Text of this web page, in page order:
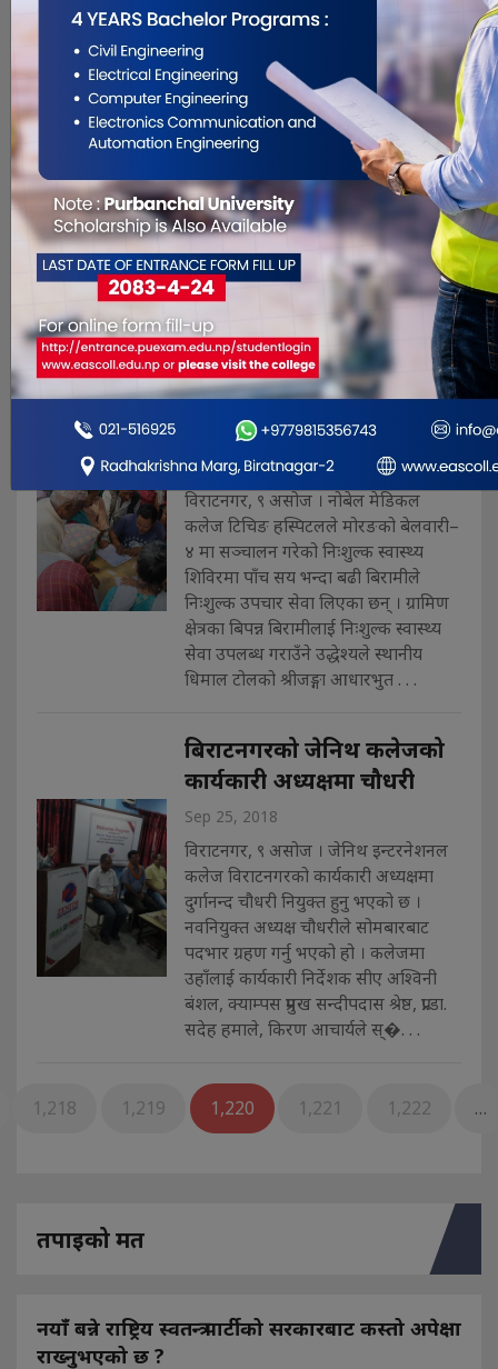
प्याब्सन विराटनगरको अध्यक्षमा
इन्द्र कुमार राई निर्वाचित
Sep 25, 2018
विराटनगर असोज ९ , निजी तथा आवसीय
विद्यालय अर्गनाइजेशन नेपाल (प्याब्सन) नगर
समिति विराटनगरको अध्यक्षमा मोर्डन एरा
स्कूलका संस्थापक निर्देशक इन्द्र कुमार राई
निर्वाचित भएका छन् । उनले विराटनगरस्थित
जेसी बाल सदन स्कूलका अध्यक्ष मदन
भट्टराईलाई ८ मत अन्तरले पराजित गरि
अध्यक्षमा निर्वाचित भएका हुन् । यस. . .
नोबेल अस्पतालको बेलबारीमा
निःशुल्क शिविर,पाँच सय
बिरामीको उपचार
Sep 25, 2018
विराटनगर, ९ असोज । नोबेल मेडिकल
कलेज टिचिङ हस्पिटलले मोरङको बेलवारी–
४ मा सञ्चालन गरेको निःशुल्क स्वास्थ्य
शिविरमा पाँच सय भन्दा बढी बिरामीले
निःशुल्क उपचार सेवा लिएका छन् । ग्रामिण
क्षेत्रका बिपन्न बिरामीलाई निःशुल्क स्वास्थ्य
सेवा उपलब्ध गराउँने उद्धेश्यले स्थानीय
धिमाल टोलको श्रीजङ्गा आधारभुत . . .
बिराटनगरको जेनिथ कलेजको
कार्यकारी अध्यक्षमा चौधरी
Sep 25, 2018
विराटनगर, ९ असोज । जेनिथ इन्टरनेशनल
कलेज विराटनगरको कार्यकारी अध्यक्षमा
दुर्गानन्द चौधरी नियुक्त हुनु भएको छ ।
नवनियुक्त अध्यक्ष चौधरीले सोमबारबाट
पदभार ग्रहण गर्नु भएको हो । कलेजमा
उहाँलाई कार्यकारी निर्देशक सीए अश्विनी
बंशल, क्याम्पस प्रमुख सन्दीपदास श्रेष्ठ, प्रा.डा.
सदेह हमाले, किरण आचार्यले स्�. . .
1,218 1,219 1,220 1,221 1,222 …
तपाइको मत
नयाँ बन्ने राष्ट्रिय स्वतन्त्र पार्टीको सरकारबाट कस्तो अपेक्षा
राख्नुभएको छ ?